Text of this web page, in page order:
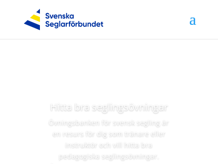
Hitta bra seglingsövningar
Övningsbanken för svensk segling är
en resurs för dig som tränare eller
instruktör och vill hitta bra
pedagogiska seglingsövningar.